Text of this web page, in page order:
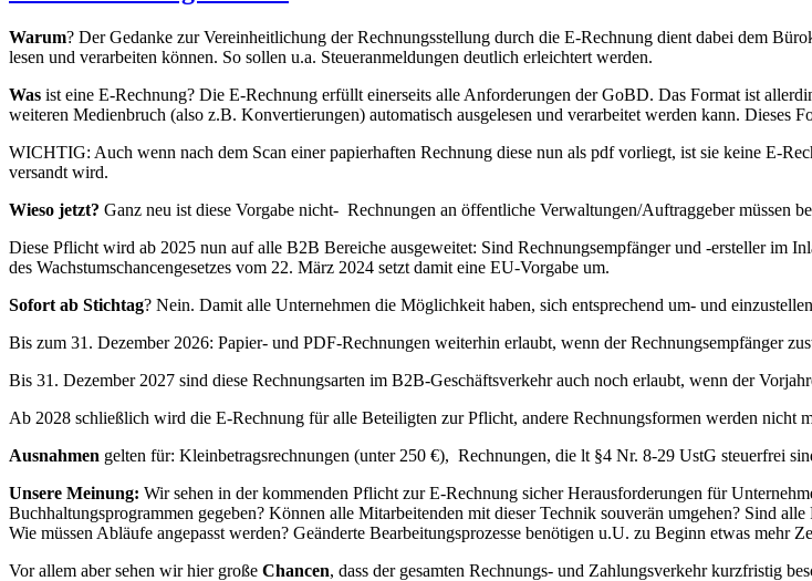
Warum? Der Gedanke zur Vereinheitlichung der Rechnungsstellung durch die E-Rechnung dient dabei dem
lesen und verarbeiten können. So sollen u.a. Steueranmeldungen deutlich erleichtert werden.
Was ist eine E-Rechnung? Die E-Rechnung erfüllt einerseits alle Anforderungen der GoBD. Das Format ist
weiteren Medienbruch (also z.B. Konvertierungen) automatisch ausgelesen und verarbeitet werden kann. Dieses
WICHTIG: Auch wenn nach dem Scan einer papierhaften Rechnung diese nun als pdf vorliegt, ist sie keine E-
versandt wird.
Wieso jetzt? Ganz neu ist diese Vorgabe nicht- Rechnungen an öffentliche Verwaltungen/Auftraggeber müssen
Diese Pflicht wird ab 2025 nun auf alle B2B Bereiche ausgeweitet: Sind Rechnungsempfänger und -ersteller im
des Wachstumschancengesetzes vom 22. März 2024 setzt damit eine EU-Vorgabe um.
Sofort ab Stichtag? Nein. Damit alle Unternehmen die Möglichkeit haben, sich entsprechend um- und
Bis zum 31. Dezember 2026: Papier- und PDF-Rechnungen weiterhin erlaubt, wenn der Rechnungsempfänger
Bis 31. Dezember 2027 sind diese Rechnungsarten im B2B-Geschäftsverkehr auch noch erlaubt, wenn der
Ab 2028 schließlich wird die E-Rechnung für alle Beteiligten zur Pflicht, andere Rechnungsformen werden nicht
Ausnahmen gelten für: Kleinbetragsrechnungen (unter 250 €), Rechnungen, die lt §4 Nr. 8-29 UstG steuerfrei
Unsere Meinung: Wir sehen in der kommenden Pflicht zur E-Rechnung sicher Herausforderungen für
Buchhaltungsprogrammen gegeben? Können alle Mitarbeitenden mit dieser Technik souverän umgehen? Sind
Wie müssen Abläufe angepasst werden? Geänderte Bearbeitungsprozesse benötigen u.U. zu Beginn etwas mehr
Vor allem aber sehen wir hier große Chancen, dass der gesamten Rechnungs- und Zahlungsverkehr kurzfristig